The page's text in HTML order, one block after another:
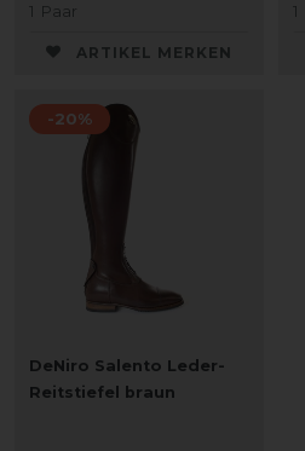
1 Paar
ARTIKEL MERKEN
1
-20%
DeNiro Salento Leder-
Reitstiefel braun